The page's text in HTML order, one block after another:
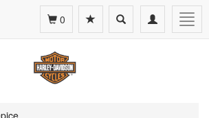
Toggle
navigation
Toggle
search
0